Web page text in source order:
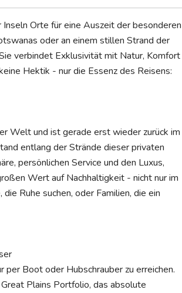
Orte für eine Auszeit der besonderen
oder an einem stillen Strand der
verbindet Exklusivität mit Natur, Komfort
Hektik - nur die Essenz des Reisens:
Welt und ist gerade erst wieder zurück im
entlang der Strände dieser privaten
persönlichen Service und den Luxus,
Wert auf Nachhaltigkeit - nicht nur im
Ruhe suchen, oder Familien, die ein
Boot oder Hubschrauber zu erreichen.
Plains Portfolio, das absolute